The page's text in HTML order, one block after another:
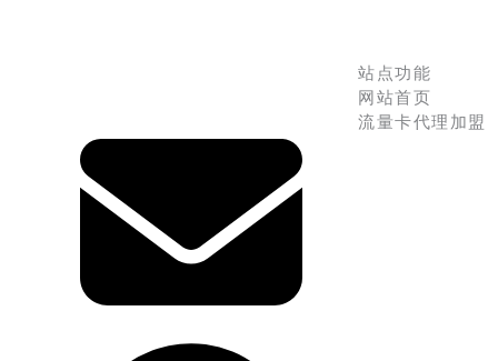
站点功能
网站首页
流量卡代理加盟